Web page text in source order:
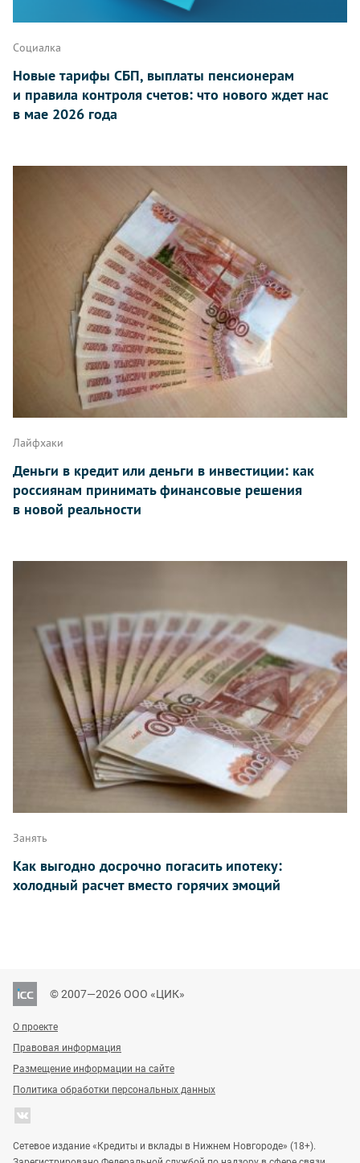
Социалка
Новые тарифы СБП, выплаты пенсионерам
и правила контроля счетов: что нового ждет нас
в мае 2026 года
Лайфхаки
Деньги в кредит или деньги в инвестиции: как
россиянам принимать финансовые решения
в новой реальности
Занять
Как выгодно досрочно погасить ипотеку:
холодный расчет вместо горячих эмоций
© 2007—2026 ООО «ЦИК»
О проекте
Правовая информация
Размещение информации на сайте
Политика обработки персональных данных
Сетевое издание «Кредиты и вклады в Нижнем Новгороде» (18+).